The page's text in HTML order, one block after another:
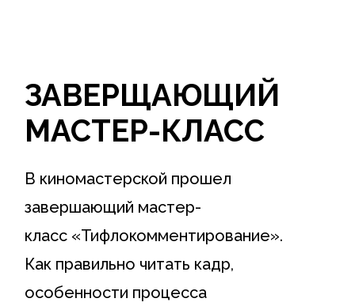
ЗАВЕРЩАЮЩИЙ
МАСТЕР-КЛАСС
В киномастерской прошел
завершающий мастер-
класс «Тифлокомментирование».
Как правильно читать кадр,
особенности процесса